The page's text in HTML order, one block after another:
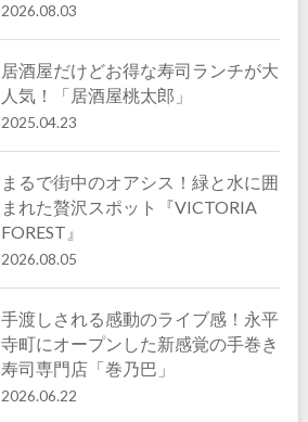
2026.08.03
居酒屋だけどお得な寿司ランチが大
人気！「居酒屋桃太郎」
2025.04.23
まるで街中のオアシス！緑と水に囲
まれた贅沢スポット『VICTORIA
FOREST』
2026.08.05
手渡しされる感動のライブ感！永平
寺町にオープンした新感覚の手巻き
寿司専門店「巻乃巴」
2026.06.22